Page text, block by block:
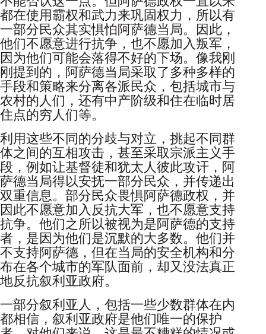
都在使用霸权和武力来巩固权力，所以有
一部分民众其实惧怕阿萨德当局。因此，
他们不愿意进行抗争，也不愿加入叛军，
因为他们可能会落得不好的下场。像我刚
刚提到的，阿萨德当局采取了多种多样的
手段和策略来分离各派民众，包括城市与
农村的人们，还有中产阶级和住在临时居
住点的穷人们等。
利用这些不同的分歧与对立，挑起不同群
体之间的互相攻击，甚至采取宗派主义手
段，例如让基督徒和犹太人彼此攻讦，阿
萨德当局得以安抚一部分民众，并传递出
双重信息。部分民众畏惧阿萨德政权，并
因此不愿意加入反抗大军，也不愿意支持
抗争。他们之所以被视为是阿萨德的支持
者，是因为他们是沉默的大多数。他们并
不支持阿萨德，但在当局的安全机构和分
布在各个城市的军队面前，却又没法真正
地反抗叙利亚政府。
一部分叙利亚人，包括一些少数群体在内
都相信，叙利亚政府是他们唯一的保护